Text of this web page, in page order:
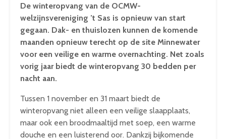
De winteropvang van de OCMW-
welzijnsvereniging ’t Sas is opnieuw van start
gegaan. Dak- en thuislozen kunnen de komende
maanden opnieuw terecht op de site Minnewater
voor een veilige en warme overnachting. Net zoals
vorig jaar biedt de winteropvang 30 bedden per
nacht aan.
Tussen 1 november en 31 maart biedt de
winteropvang niet alleen een veilige slaapplaats,
maar ook een broodmaaltijd met soep, een warme
douche en een luisterend oor. Dankzij bijkomende